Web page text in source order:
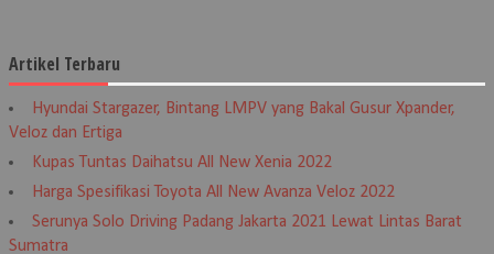
Artikel Terbaru
Hyundai Stargazer, Bintang LMPV yang Bakal Gusur Xpander,
Veloz dan Ertiga
Kupas Tuntas Daihatsu All New Xenia 2022
Harga Spesifikasi Toyota All New Avanza Veloz 2022
Serunya Solo Driving Padang Jakarta 2021 Lewat Lintas Barat
Sumatra